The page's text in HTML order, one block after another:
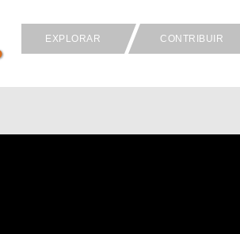
EXPLORAR CONTRIBUIR